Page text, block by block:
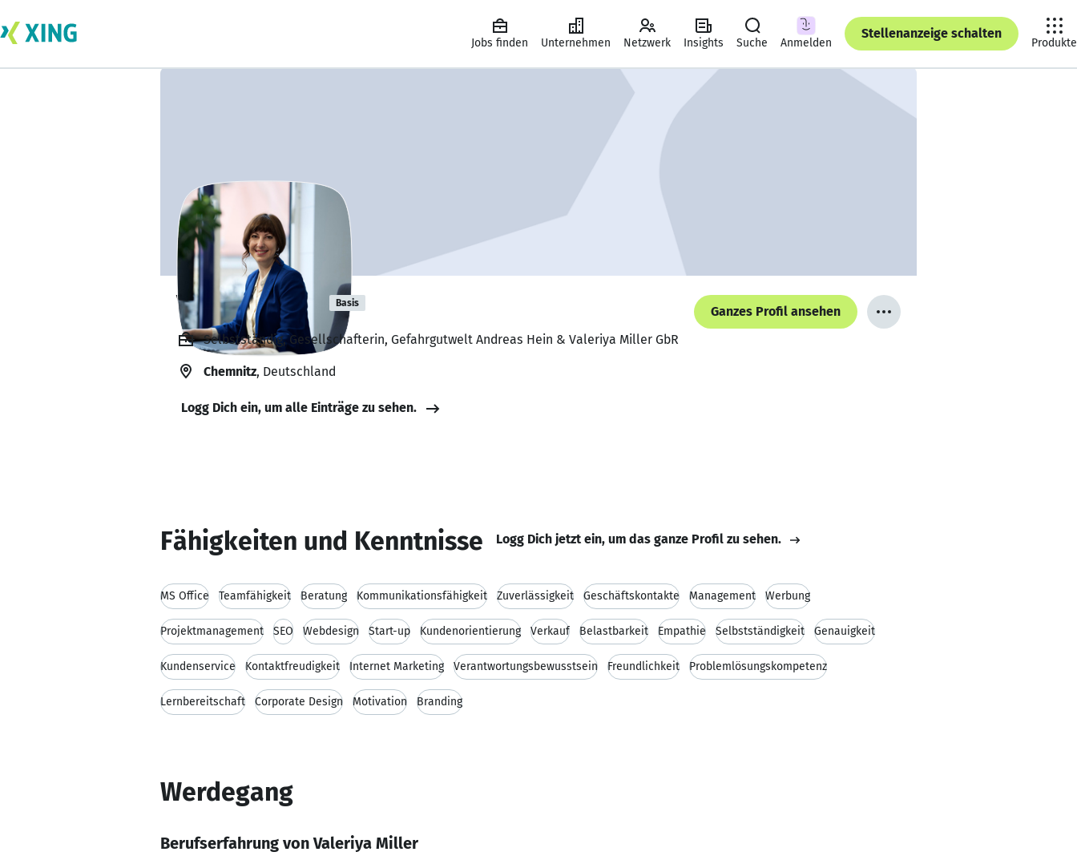
Jobs finden Unternehmen Netzwerk Insights Suche Anmelden
Stellenanzeige schalten
Produkte
Valeriya Miller Basis
Ganzes Profil ansehen
Selbstständig, Gesellschafterin, Gefahrgutwelt Andreas Hein & Valeriya Miller GbR
Chemnitz, Deutschland
Logg Dich ein, um alle Einträge zu sehen.
Fähigkeiten und Kenntnisse Logg Dich jetzt ein, um das ganze Profil zu sehen.
MS Office Teamfähigkeit Beratung Kommunikationsfähigkeit Zuverlässigkeit Geschäftskontakte Management Werbung
Projektmanagement SEO Webdesign Start-up Kundenorientierung Verkauf Belastbarkeit Empathie Selbstständigkeit Genauigkeit
Kundenservice Kontaktfreudigkeit Internet Marketing Verantwortungsbewusstsein Freundlichkeit Problemlösungskompetenz
Lernbereitschaft Corporate Design Motivation Branding
Werdegang
Berufserfahrung von Valeriya Miller